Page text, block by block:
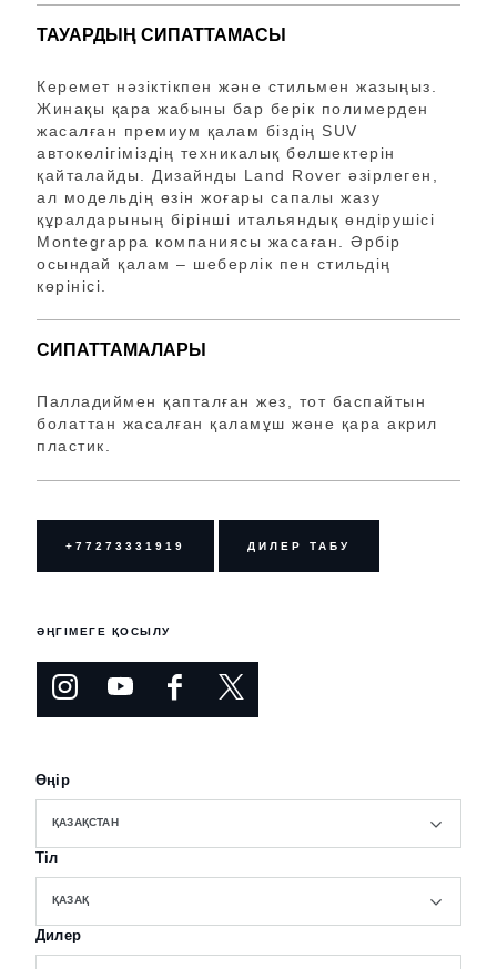
ТАУАРДЫҢ СИПАТТАМАСЫ
Керемет нәзіктікпен және стильмен жазыңыз.
Жинақы қара жабыны бар берік полимерден
жасалған премиум қалам біздің SUV
автокөлігіміздің техникалық бөлшектерін
қайталайды. Дизайнды Land Rover әзірлеген,
ал модельдің өзін жоғары сапалы жазу
құралдарының бірінші итальяндық өндірушісі
Montegrappa компаниясы жасаған. Әрбір
осындай қалам – шеберлік пен стильдің
көрінісі.
СИПАТТАМАЛАРЫ
Палладиймен қапталған жез, тот баспайтын
болаттан жасалған қаламұш және қара акрил
пластик.
+77273331919 ДИЛЕР ТАБУ
ӘҢГІМЕГЕ ҚОСЫЛУ
Өңір
ҚАЗАҚСТАН
Тіл
ҚАЗАҚ
Дилер